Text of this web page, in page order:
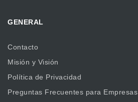
GENERAL
Contacto
Misión y Visión
Política de Privacidad
Preguntas Frecuentes para Empresas